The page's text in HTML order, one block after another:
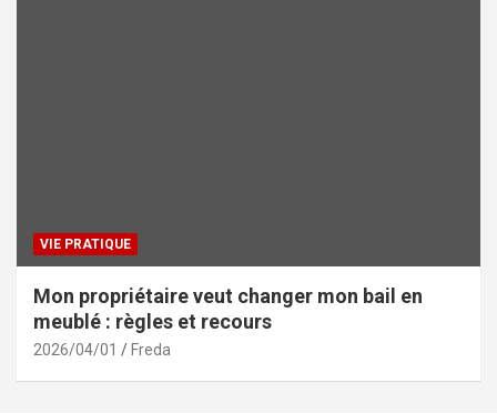
VIE PRATIQUE
Mon propriétaire veut changer mon bail en
meublé : règles et recours
2026/04/01 Freda